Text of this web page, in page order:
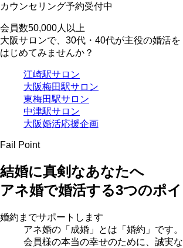
カウンセリング予約受付中
会員数50,000人以上
大阪サロンで、30代・40代が主役の婚活を
はじめてみませんか？
江崎駅サロン
大阪梅田駅サロン
東梅田駅サロン
中津駅サロン
大阪婚活応援企画
Fail Point
結婚に真剣なあなたへ
アネ婚で婚活する3つのポ
婚約までサポートします
アネ婚の「成婚」とは「婚約」です。
会員様の本当の幸せのために、誠実